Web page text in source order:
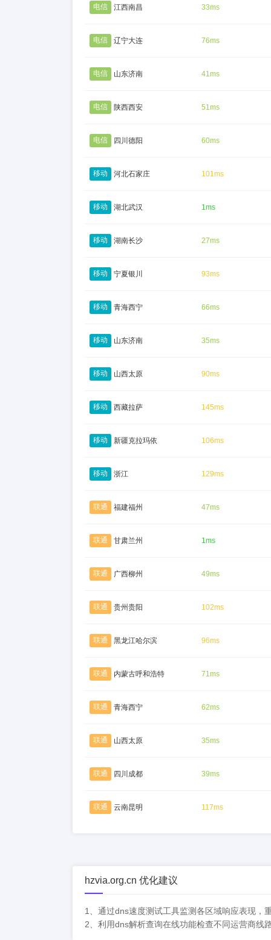
电信 江西南昌 33ms
电信 辽宁大连 76ms
电信 山东济南 41ms
电信 陕西西安 51ms
电信 四川德阳 60ms
移动 河北石家庄 101ms
移动 湖北武汉 1ms
移动 湖南长沙 27ms
移动 宁夏银川 93ms
移动 青海西宁 66ms
移动 山东济南 35ms
移动 山西太原 90ms
移动 西藏拉萨 145ms
移动 新疆克拉玛依 106ms
移动 浙江 129ms
联通 福建福州 47ms
联通 甘肃兰州 1ms
联通 广西柳州 49ms
联通 贵州贵阳 102ms
联通 黑龙江哈尔滨 96ms
联通 内蒙古呼和浩特 71ms
联通 青海西宁 62ms
联通 山西太原 35ms
联通 四川成都 39ms
联通 云南昆明 117ms
hzvia.org.cn 优化建议
1、通过dns速度测试工具监测各区域响应表现，
2、利用dns解析查询在线功能检查不同运营商线